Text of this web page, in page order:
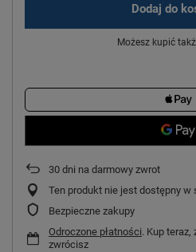
Dodaj do
Możesz kupić
30 dni na darmowy zwrot
Ten produkt nie jest dostępny
Bezpieczne zakupy
Odroczone płatności. Kup teraz,
zwrócisz